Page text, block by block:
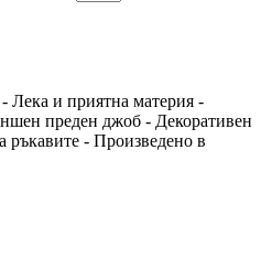
Лека и приятна материя -
преден джоб - Декоративен
- Произведено в